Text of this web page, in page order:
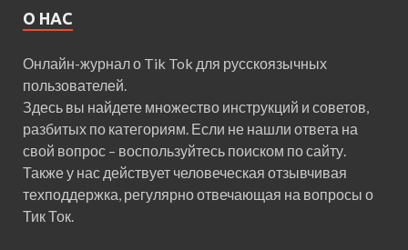
О НАС
Онлайн-журнал о Tik Tok для русскоязычных
пользователей.
Здесь вы найдете множество инструкций и советов,
разбитых по категориям. Если не нашли ответа на
свой вопрос – воспользуйтесь поиском по сайту.
Также у нас действует человеческая отзывчивая
техподдержка, регулярно отвечающая на вопросы о
Тик Ток.